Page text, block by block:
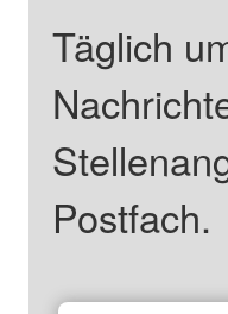
Täglich
Postfach.